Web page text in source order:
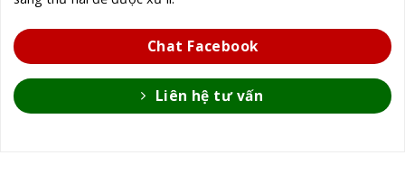
Chat Facebook
Liên hệ tư vấn